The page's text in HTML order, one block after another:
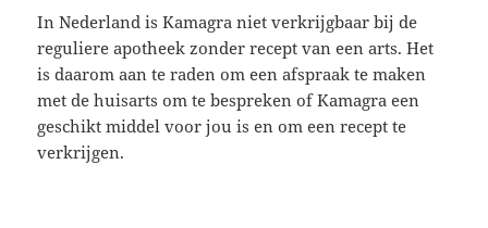
In Nederland is Kamagra niet verkrijgbaar bij de
reguliere apotheek zonder recept van een arts. Het
is daarom aan te raden om een afspraak te maken
met de huisarts om te bespreken of Kamagra een
geschikt middel voor jou is en om een recept te
verkrijgen.